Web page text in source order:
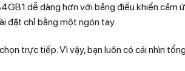
dễ dàng hơn với bảng điều khiển cảm
đặt chỉ bằng một ngón tay.
trực tiếp. Vì vậy, bạn luôn có cái nhìn